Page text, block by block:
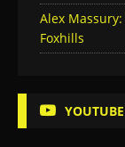
Alex
Foxhills